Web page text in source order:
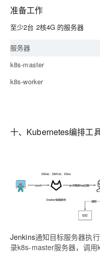
准备工作
至少2台 2核4G 的服务器
服务器
k8s-master
k8s-worker
十、Kubernetes编排工
Jenkins通知目标服务器执
录k8s-master服务器，调用